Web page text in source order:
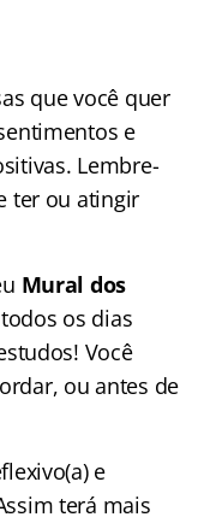
que você quer
e
Lembre-
ter ou atingir
Mural dos
todos os dias
Você
ou antes de
e
terá mais